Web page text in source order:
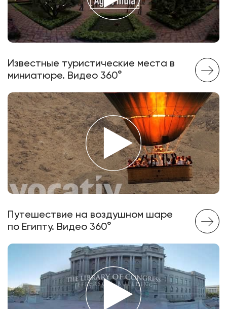
Известные туристические места в
миниатюре. Видео 360°
Путешествие на воздушном шаре
по Египту. Видео 360°